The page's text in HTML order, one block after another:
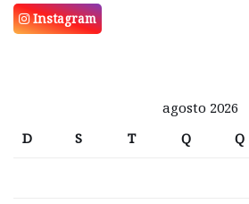
Instagram
agosto 2026
D
S T Q Q